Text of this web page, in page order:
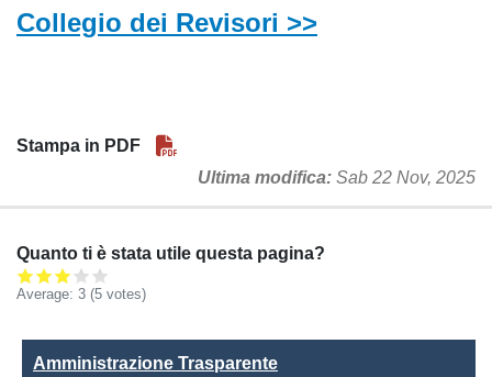
Collegio dei Revisori >>
Stampa in PDF
Ultima modifica Sab 22 Nov, 2025
Quanto ti è stata utile questa pagina?
Average: 3 (5 votes)
Amministrazione Trasparente
Amministrazione Trasparente